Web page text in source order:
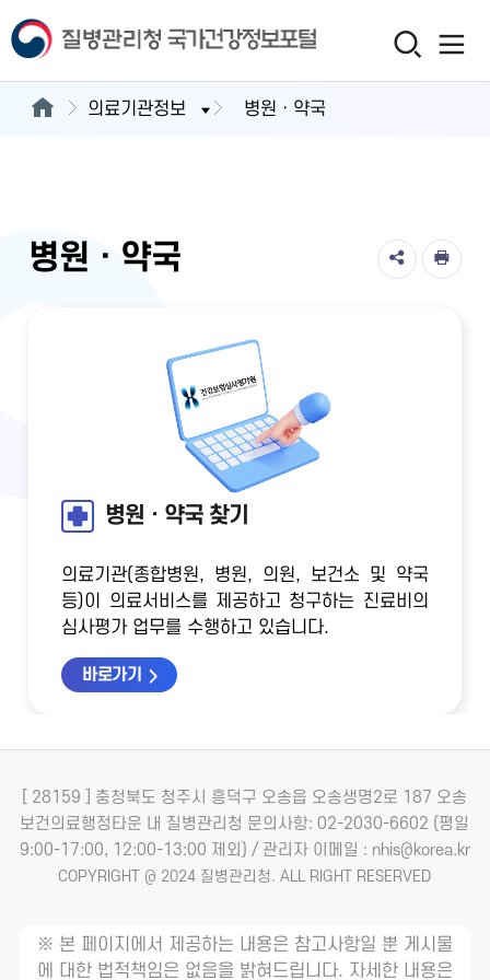
의료기관정보 병원ㆍ약국
병원ㆍ약국
병원ㆍ약국 찾기
의료기관(종합병원, 병원, 의원, 보건소 및 약국
등)이 의료서비스를 제공하고 청구하는 진료비의
심사평가 업무를 수행하고 있습니다.
바로가기
[ 28159 ] 충청북도 청주시 흥덕구 오송읍 오송생명2로 187 오송
보건의료행정타운 내 질병관리청 문의사항: 02-2030-6602 (평일
9:00-17:00, 12:00-13:00 제외) / 관리자 이메일 : nhis@korea.kr
COPYRIGHT @ 2024 질병관리청. ALL RIGHT RESERVED
※ 본 페이지에서 제공하는 내용은 참고사항일 뿐 게시물
에 대한 법적책임은 없음을 밝혀드립니다. 자세한 내용은